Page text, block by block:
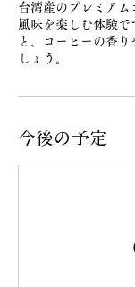
台湾産のプレミア
風味を楽しむ体験で
と、コーヒーの香
しょう。
今後の予定